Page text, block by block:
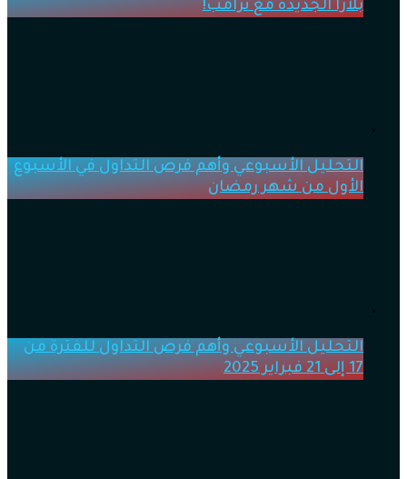
بلازا الجديدة مع ترامب!
التحليل الأسبوعي وأهم فرص التداول في الأسبوع
الأول من شهر رمضان
التحليل الأسبوعي وأهم فرص التداول للفترة من
17 إلى 21 فبراير 2025